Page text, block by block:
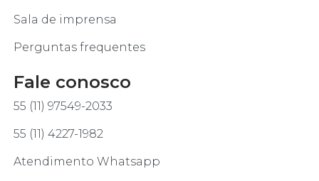
Sala de imprensa
Perguntas frequentes
Fale conosco
55 (11) 97549-2033
55 (11) 4227-1982
Atendimento Whatsapp